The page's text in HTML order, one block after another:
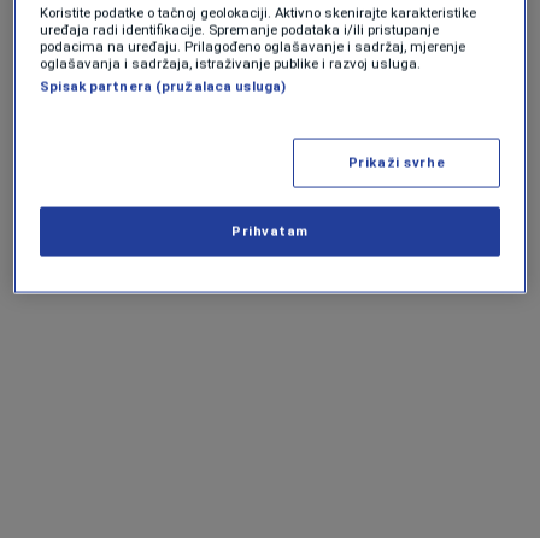
Pogledajte:
Koristite podatke o tačnoj geolokaciji. Aktivno skenirajte karakteristike
uređaja radi identifikacije. Spremanje podataka i/ili pristupanje
podacima na uređaju. Prilagođeno oglašavanje i sadržaj, mjerenje
oglašavanja i sadržaja, istraživanje publike i razvoj usluga.
Spisak partnera (pružalaca usluga)
Prikaži svrhe
Prihvatam